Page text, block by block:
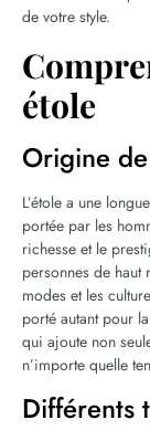
de votre style.
étole
Origine
L’étole a une
portée par les
richesse et le
personnes de haut
modes et les
porté autant pour
qui ajoute non
n’importe quelle
Différents